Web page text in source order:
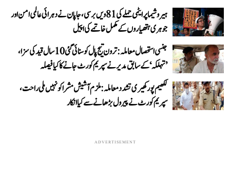
ہیروشیما پر ایٹمی حملے کی 81ویں برسی، جاپان نے دہرائی عالمی امن اور
جوہری ہتھیاروں کے مکمل خاتمے کی اپیل
جنسی استحصال معاملہ: ترون تیج پال کو سنائی گئی 10 سال قید کی سزا،
’تہلکہ‘ کے سابق مدیر نے سپریم کورٹ جانے کا کیا فیصلہ
لکھیم پور کھیری تشدد معاملہ: ملزم آشیش مشرا کو نہیں ملی راحت،
سپریم کورٹ نے پیرول بڑھانے سے کیا انکار
ADVERTISEMENT